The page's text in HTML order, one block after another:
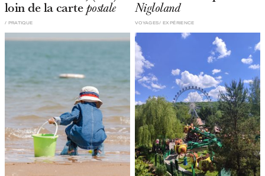
loin de la cartepostale
PRATIQUE
Nigloland
EXPÉRIENCE
VOYAGES